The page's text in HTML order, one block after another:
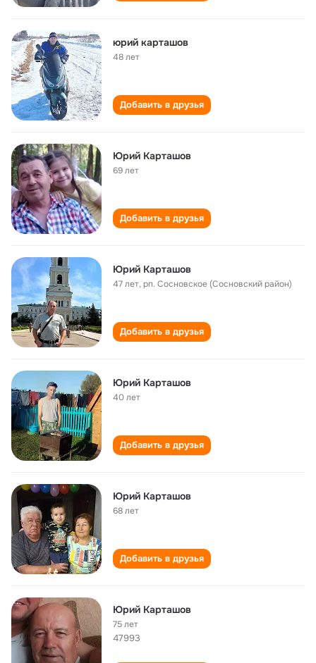
юрий карташов
48 лет
Добавить в друзья
Юрий Карташов
69 лет
Добавить в друзья
Юрий Карташов
47 лет,рп. Сосновское (Сосновский район)
Добавить в друзья
Юрий Карташов
40 лет
Добавить в друзья
Юрий Карташов
68 лет
Добавить в друзья
Юрий Карташов
75 лет
47993